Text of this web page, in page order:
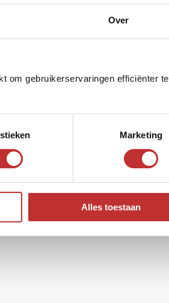
Over
om gebruikerservaringen efficiënter te
Marketing
Alles toestaan